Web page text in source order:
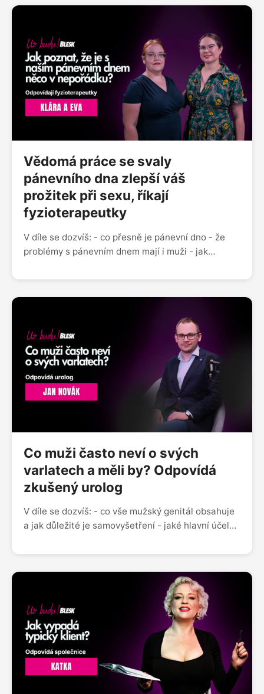
Instagramu @uzbudupodcast Facebooku Už budu!
nebo nám napiš na blue.zorya@gmail.com
Vědomá práce se svaly
pánevního dna zlepší váš
prožitek při sexu, říkají
fyzioterapeutky
V díle se dozvíš: - co přesně je pánevní dno - že
problémy s pánevním dnem mají i muži - jak
nepořádku a jak to řešit - nejčastější mýty okolo
dna zkušené fyzioterapeutky slyšely Sleduj nás na
Instagramu @uzbudupodcast Facebooku Už budu!
nebo nám napiš na blue.zorya@gmail.com
Co muži často neví o svých
varlatech a měli by? Odpovídá
zkušený urolog
V díle se dozvíš: - co vše mužský genitál obsahuje
a jak důležité je samovyšetření - jaké hlavní účely
jak je případně řešit - jaký vliv má na varlata
syndrom stárnoucího muže - zda má jídlo skutečně
@uzbudupodcast Facebooku Už budu! nebo nám
napiš na blue.zorya@gmail.com